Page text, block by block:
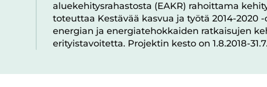
aluekehitysrahastosta (EAKR) rahoittama
toteuttaa Kestävää kasvua ja työtä 2014-2020
energian ja energiatehokkaiden ratkaisujen
erityistavoitetta. Projektin kesto on 1.8.2018-